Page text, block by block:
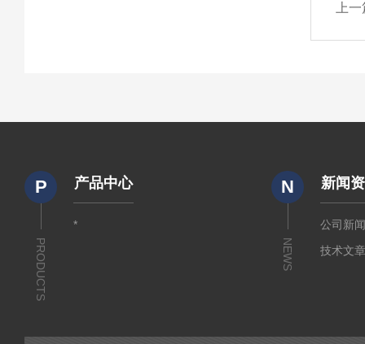
上
P
PRODUCTS
产品中心
*
N
NEWS
新闻
公司新
技术文